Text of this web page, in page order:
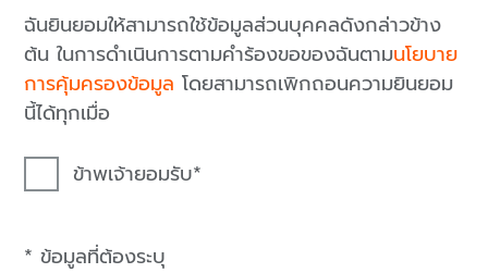
ฉันยินยอมให้สามารถใช้ข้อมูลส่วนบุคคลดังกล่าวข้าง
ต้น ในการดำเนินการตามคำร้องขอของฉันตามนโยบาย
การคุ้มครองข้อมูล โดยสามารถเพิกถอนความยินยอม
นี้ได้ทุกเมื่อ
ข้าพเจ้ายอมรับ
* ข้อมูลที่ต้องระบุ